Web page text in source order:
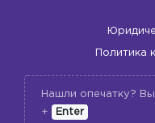
Политика
Нашли опечатку?
+
Enter